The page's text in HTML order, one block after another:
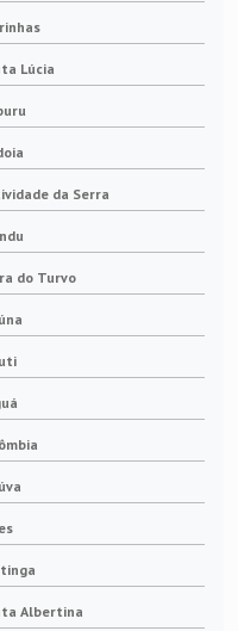
Lúcia
da Serra
do Turvo
Albertina